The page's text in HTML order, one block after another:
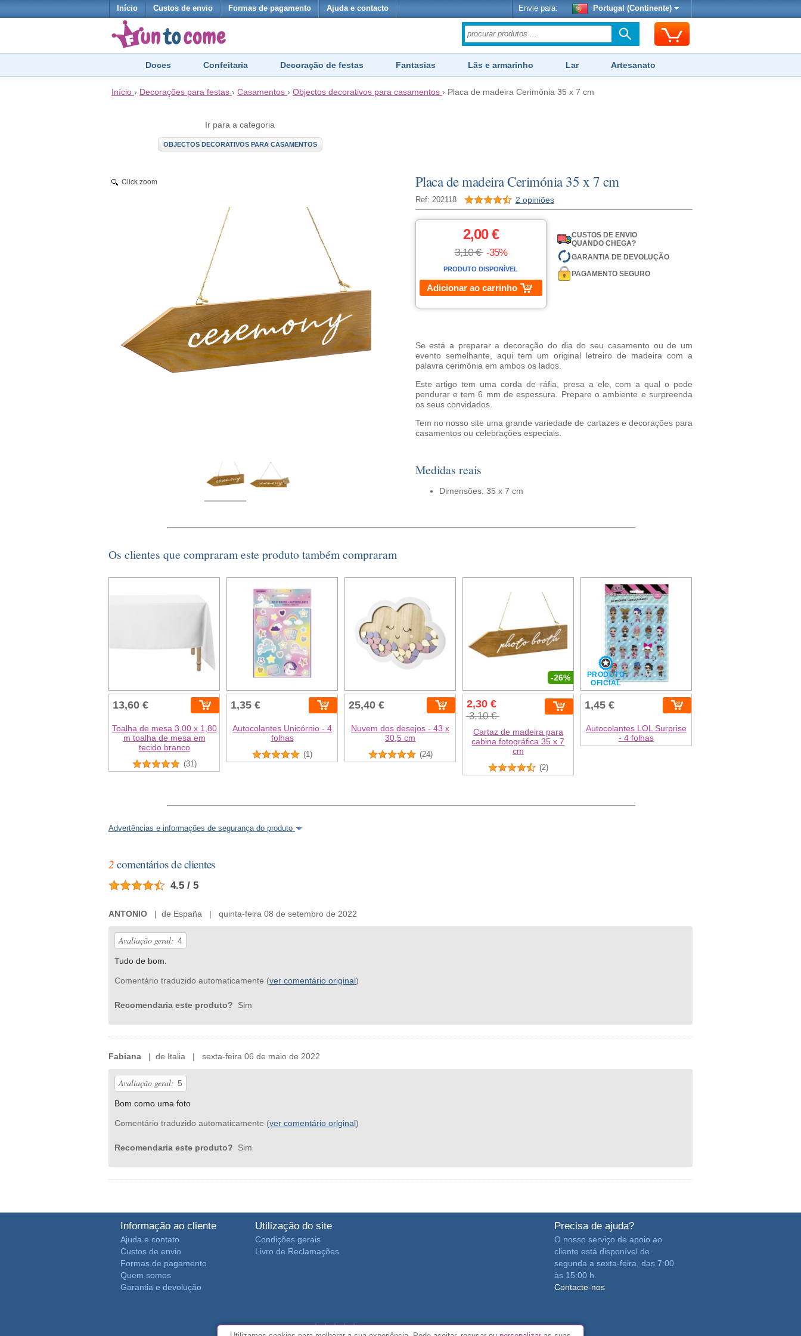
Início Custos de envio Formas de pagamento Ajuda e contacto Envie para: Portugal (Continente)
Doces Confeitaria Decoração de festas Fantasias Lãs e armarinho Lar Artesanato
Início › Decorações para festas › Casamentos › Objectos decorativos para casamentos › Placa de madeira Cerimónia 35 x 7 cm
Ir para a categoria
OBJECTOS DECORATIVOS PARA CASAMENTOS
Placa de madeira Cerimónia 35 x 7 cm
Ref: 202118 2 opiniões
Click zoom
2,00 €
3,10 € -35%
PRODUTO DISPONÍVEL
Adicionar ao carrinho
CUSTOS DE ENVIO
QUANDO CHEGA?
GARANTIA DE DEVOLUÇÃO
PAGAMENTO SEGURO
Se está a preparar a decoração do dia do seu casamento ou de um
evento semelhante, aqui tem um original letreiro de madeira com a
palavra cerimónia em ambos os lados.
Este artigo tem uma corda de ráfia, presa a ele, com a qual o pode
pendurar e tem 6 mm de espessura. Prepare o ambiente e surpreenda
os seus convidados.
Tem no nosso site uma grande variedade de cartazes e decorações para
casamentos ou celebrações especiais.
Medidas reais
Dimensões: 35 x 7 cm
Os clientes que compraram este produto também compraram
13,60 €
Toalha de mesa 3,00 x 1,80
m toalha de mesa em
tecido branco
(31)
1,35 €
Autocolantes Unicórnio - 4
folhas
(1)
25,40 €
Nuvem dos desejos - 43 x
30,5 cm
(24)
-26%
2,30 €
3,10 €
Cartaz de madeira para
cabina fotográfica 35 x 7
cm
(2)
PRODUTO
OFICIAL
1,45 €
Autocolantes LOL Surprise
- 4 folhas
Advertências e informações de segurança do produto
2 comentários de clientes
4.5 / 5
ANTONIO | de España | quinta-feira 08 de setembro de 2022
Avaliação geral: 4
Tudo de bom.
Comentário traduzido automaticamente (ver comentário original)
Recomendaria este produto? Sim
Fabiana | de Italia | sexta-feira 06 de maio de 2022
Avaliação geral: 5
Bom como uma foto
Comentário traduzido automaticamente (ver comentário original)
Recomendaria este produto? Sim
Informação ao cliente
Ajuda e contato
Custos de envio
Formas de pagamento
Quem somos
Garantia e devolução
Utilização do site
Condições gerais
Livro de Reclamações
Precisa de ajuda?
O nosso serviço de apoio ao
cliente está disponível de
segunda a sexta-feira, das 7:00
às 15:00 h.
Contacte-nos
4.7/5 de3889 opiniões de clientes